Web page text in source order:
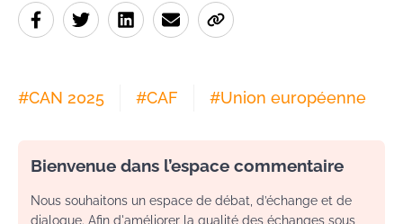
#CAN 2025 #CAF #Union européenne
Bienvenue dans l’espace commentaire
Nous souhaitons un espace de débat, d’échange et de
dialogue. Afin d'améliorer la qualité des échanges sous